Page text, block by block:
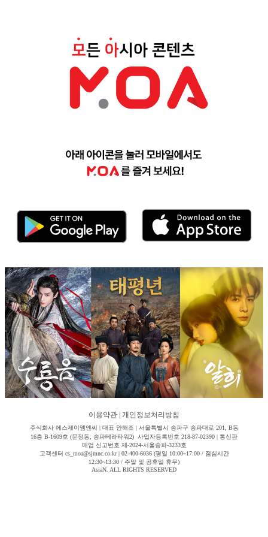
이용약관 개인정보처리방침
주식회사 에스제이엠엔씨 | 대표 안해조 | 서울특별시 송파구 송파대로 201, B동
16층 B-1609호 (문정동, 송파테라타워2) 사업자등록번호 218-87-02390 | 통신판
매업 신고번호 제-2024-서울송파-3233호
고객센터 cs_moa@sjmnc.co.kr | 02-400-6036 (평일 10:00~17:00 / 점심시간
12:30~13:30 / 주말 및 공휴일 휴무)
AsiaN. ALL RIGHTS RESERVED